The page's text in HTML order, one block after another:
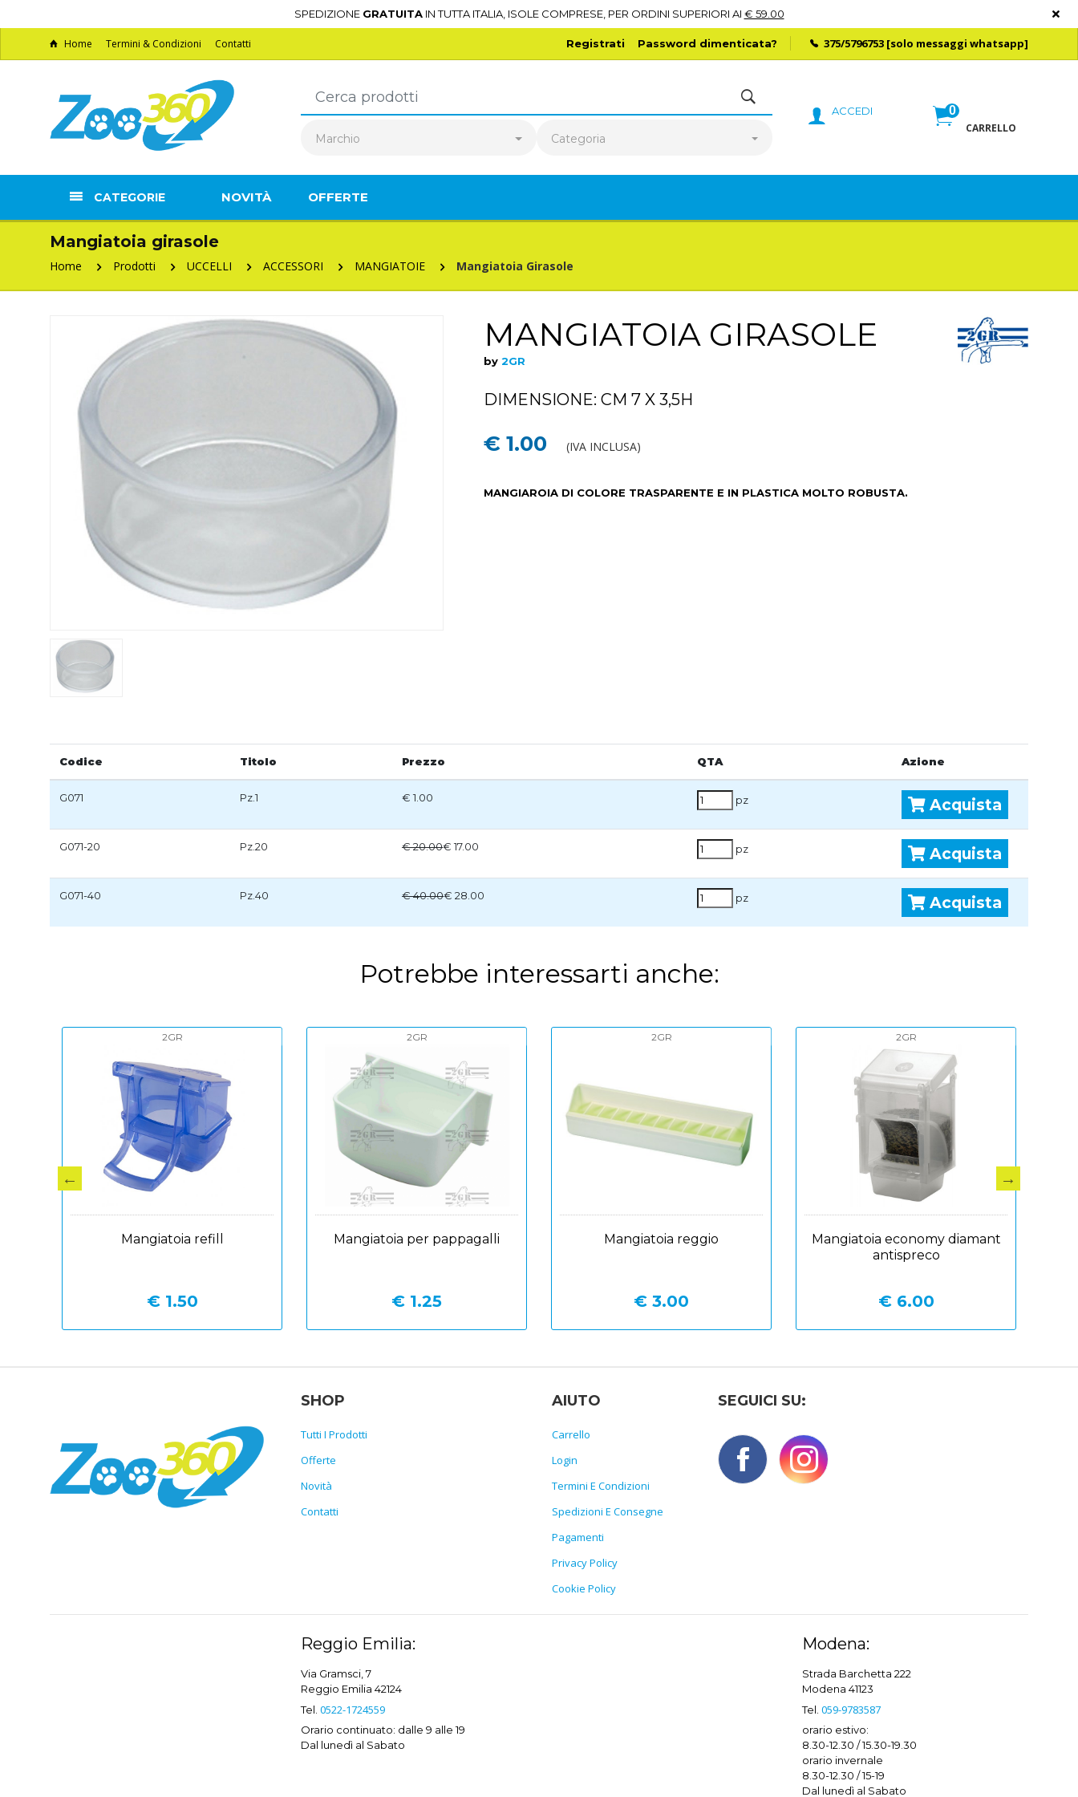
SPEDIZIONE GRATUITAIN TUTTA ITALIA, ISOLE COMPRESE, PER ORDINI SUPERIORI AI € 59.00
Home Termini & Condizioni Contatti 375/5796753 [solo messaggi whatsapp]
Password dimenticata?
Registrati
Marchio Categoria
ACCEDI
0
CARRELLO
CATEGORIE NOVITÀ OFFERTE
Mangiatoia girasole
Home Prodotti UCCELLI ACCESSORI MANGIATOIE Mangiatoia Girasole
MANGIATOIA GIRASOLE
by 2GR
DIMENSIONE: CM 7 X 3,5H
€ 1.00 (IVA INCLUSA)
MANGIAROIA DI COLORE TRASPARENTE E IN PLASTICA MOLTO ROBUSTA.
Codice Titolo Prezzo QTA Azione
G071 Pz.1 € 1.00 pz Acquista
G071-20 Pz.20 € 20.00€ 17.00 pz Acquista
G071-40 Pz.40 € 40.00€ 28.00 pz Acquista
Potrebbe interessarti anche:
2GR
Mangiatoia refill
€ 1.50
2GR
Mangiatoia per pappagalli
€ 1.25
2GR
Mangiatoia reggio
€ 3.00
2GR
Mangiatoia economy diamant
antispreco
€ 6.00
SHOP
Tutti I Prodotti
Offerte
Novità
Contatti
AIUTO
Carrello
Login
Termini E Condizioni
Spedizioni E Consegne
Pagamenti
Privacy Policy
Cookie Policy
SEGUICI SU:
Reggio Emilia:
Via Gramsci, 7
Reggio Emilia 42124
Tel. 0522-1724559
Orario continuato: dalle 9 alle 19
Dal lunedì al Sabato
Modena:
Strada Barchetta 222
Modena 41123
Tel. 059-9783587
orario estivo:
8.30-12.30 / 15.30-19.30
orario invernale
8.30-12.30 / 15-19
Dal lunedì al Sabato